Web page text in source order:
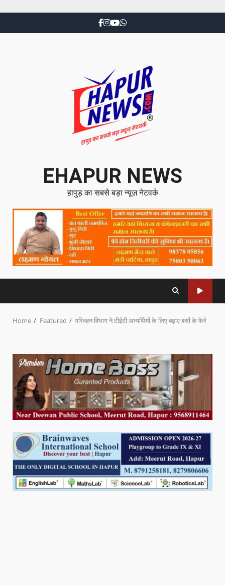
EHAPUR NEWS
हापुड़ का सबसे बड़ा न्यूज़ नेटवर्क
Home Featured परिवहन विभाग ने टीईटी अभ्यर्थियों के लिए बढ़ाए बसों के फेरे